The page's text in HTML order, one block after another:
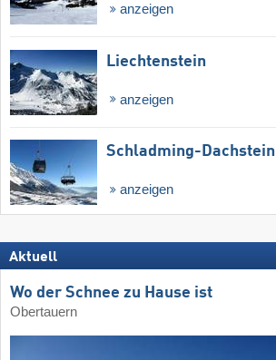
anzeigen
Liechtenstein
anzeigen
Schladming-Dachstein
anzeigen
Aktuell
Wo der Schnee zu Hause ist
Obertauern